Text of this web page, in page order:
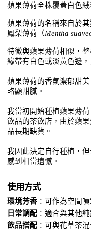
蘋果薄荷全株覆蓋白色
蘋果薄荷的名稱來自於
鳳梨薄荷（Mentha
特徵與蘋果薄荷相似，
緣帶有白色或淡黃色邊
蘋果薄荷的香氣濃郁甜
略顯甜膩。
我當初開始種植蘋果薄
飲品的茶飲店，由於蘋
品長期缺貨。
我因此決定自行種植，
感到相當遺憾。
使用方式
環境芳香 ：可作為空間
日常調配 ：適合與其他
飲品搭配 ：可與花草茶